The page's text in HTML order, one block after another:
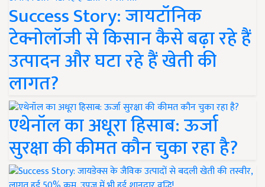
Success Story: जायटॉनिक
टेक्नोलॉजी से किसान कैसे बढ़ा रहे हैं
उत्पादन और घटा रहे हैं खेती की
लागत?
एथेनॉल का अधूरा हिसाब: ऊर्जा
सुरक्षा की कीमत कौन चुका रहा है?